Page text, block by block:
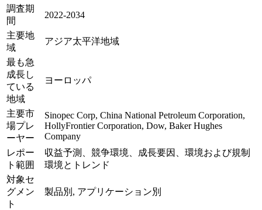
調査期
間
2022-2034
主要地
域
アジア太平洋地域
最も急
成長し
ている
地域
ヨーロッパ
主要市
場プレ
ーヤー
Sinopec Corp, China National Petroleum Corporation,
HollyFrontier Corporation, Dow, Baker Hughes
Company
レポー
ト範囲
収益予測、競争環境、成長要因、環境および規制
環境とトレンド
対象セ
グメン
ト
製品別, アプリケーション別